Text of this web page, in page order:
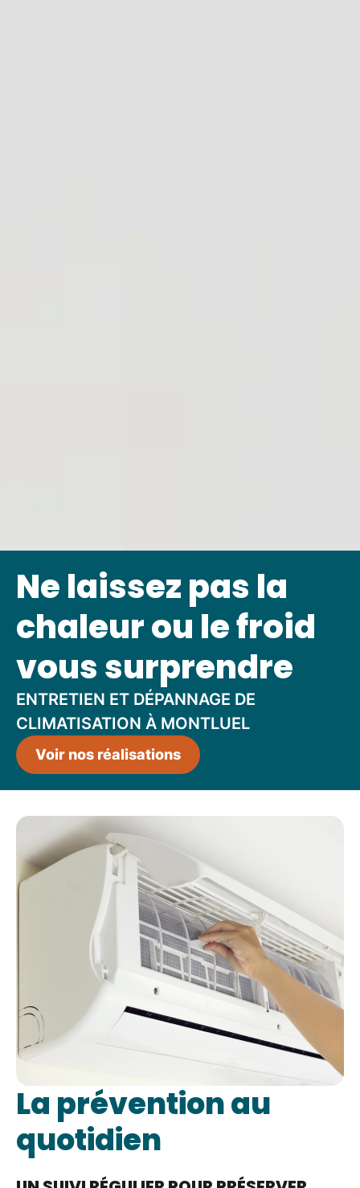
ENTRETIEN ET DÉPANNAGE DE
CLIMATISATION À MONTLUEL
Ne laissez pas la
chaleur ou le froid
vous surprendre
Voir nos réalisations
La prévention au
quotidien